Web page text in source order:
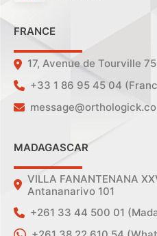
FRANCE
17, Avenue de Tourville
+33 1 86 95 45 04
MADAGASCAR
VILLA FANANTENANA
Antananarivo 101
+261 33 44 500 01